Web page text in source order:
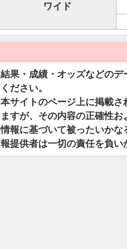
ワイド
結果・成績・オッズなどの
ください。
本サイトのページ上に掲載さ
ますが、その内容の正確性
情報に基づいて被ったいか
報提供者は一切の責任を負い